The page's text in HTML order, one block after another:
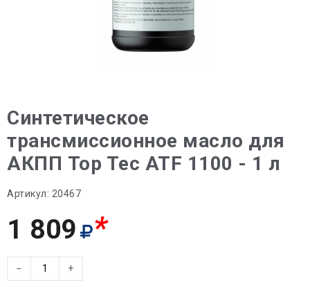
Синтетическое
трансмиссионное масло для
АКПП Top Tec ATF 1100 - 1 л
Артикул: 20467
1 809 *
− +